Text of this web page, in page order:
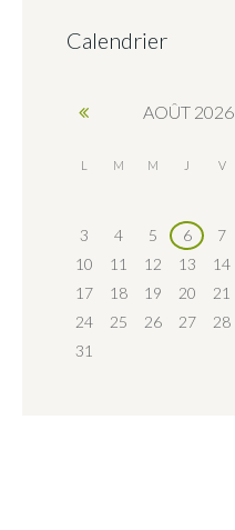
Calendrier
AOÛT 2026
L M M J V
3
4 5 6 7
10
11 12 13 14
17
18 19 20 21
24
25 26 27 28
31